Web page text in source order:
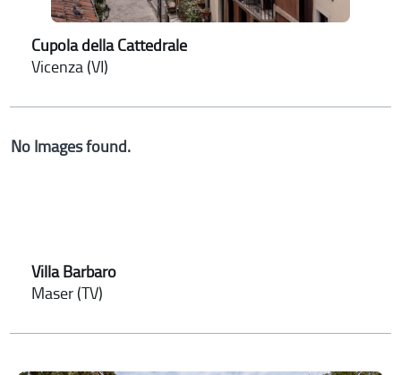
Cupola della Cattedrale
Vicenza (VI)
No Images found.
Villa Barbaro
Maser (TV)